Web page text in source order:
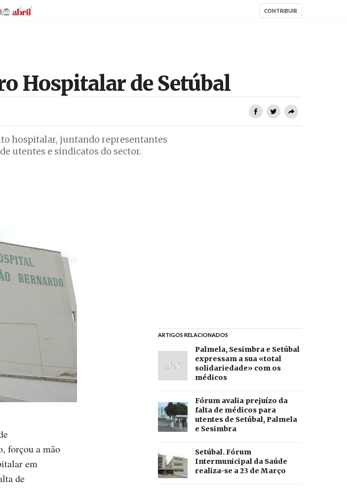
AbrilAbril CONTRIBUIR
Hospitalar de Setúbal
hospitalar, juntando representantes
utentes e sindicatos do sector.
forçou a mão
em
de
ARTIGOS RELACIONADOS
Palmela, Sesimbra e Setúbal
expressam a sua «total
solidariedade» com os
médicos
Fórum avalia prejuízo da
falta de médicos para
utentes de Setúbal, Palmela
e Sesimbra
Setúbal. Fórum
Intermunicipal da Saúde
realiza-se a 23 de Março